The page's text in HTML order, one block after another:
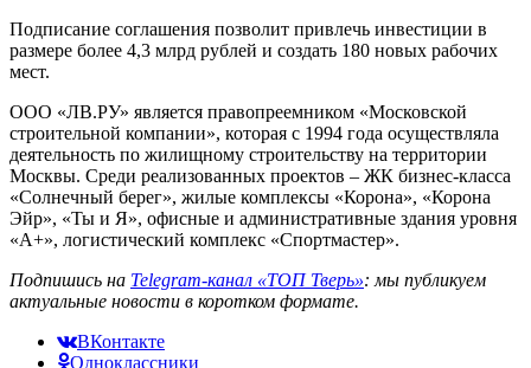
Подписание соглашения позволит привлечь инвестиции в
размере более 4,3 млрд рублей и создать 180 новых рабочих
мест.
ООО «ЛВ.РУ» является правопреемником «Московской
строительной компании», которая с 1994 года осуществляла
деятельность по жилищному строительству на территории
Москвы. Среди реализованных проектов – ЖК бизнес-класса
«Солнечный берег», жилые комплексы «Корона», «Корона
Эйр», «Ты и Я», офисные и административные здания уровня
«А+», логистический комплекс «Спортмастер».
Подпишись на Telegram-канал «ТОП Тверь»: мы публикуем
актуальные новости в коротком формате.
ВКонтакте
Одноклассники